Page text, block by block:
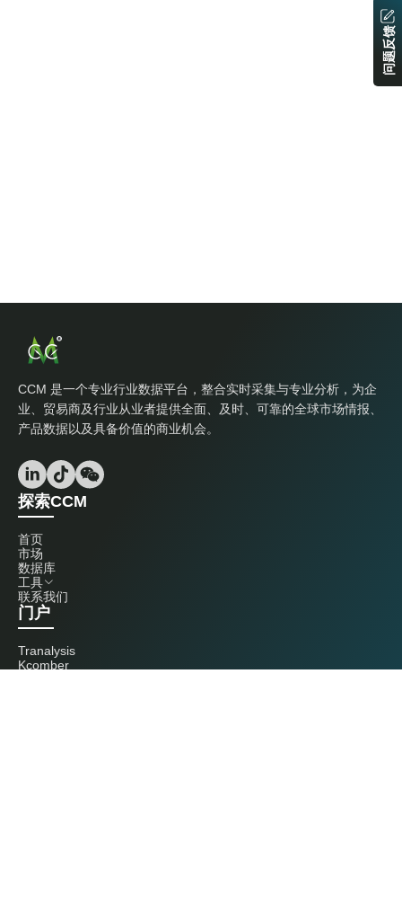
CCM 是一个专业行业数据平台，整合实时采集与专业分析，为企
业、贸易商及行业从业者提供全面、及时、可靠的全球市场情报、
产品数据以及具备价值的商业机会。
探索CCM
首页
市场
数据库
工具
联系我们
门户
Tranalysis
Kcomber
问题反馈